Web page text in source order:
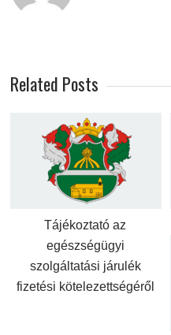
Related Posts
Tájékoztató az
egészségügyi
szolgáltatási járulék
fizetési kötelezettségéről